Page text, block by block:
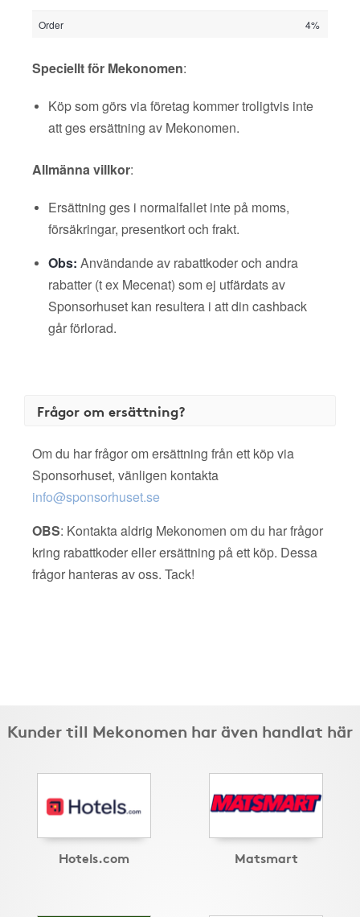
Order 4%
Speciellt för Mekonomen:
Köp som görs via företag kommer troligtvis inte
att ges ersättning av Mekonomen.
Allmänna villkor:
Ersättning ges i normalfallet inte på moms,
försäkringar, presentkort och frakt.
Obs: Användande av rabattkoder och andra
rabatter (t ex Mecenat) som ej utfärdats av
Sponsorhuset kan resultera i att din cashback
går förlorad.
Frågor om ersättning?
Om du har frågor om ersättning från ett köp via
Sponsorhuset, vänligen kontakta
info@sponsorhuset.se
OBS: Kontakta aldrig Mekonomen om du har frågor
kring rabattkoder eller ersättning på ett köp. Dessa
frågor hanteras av oss. Tack!
Kunder till Mekonomen har även handlat här
Hotels.com Matsmart